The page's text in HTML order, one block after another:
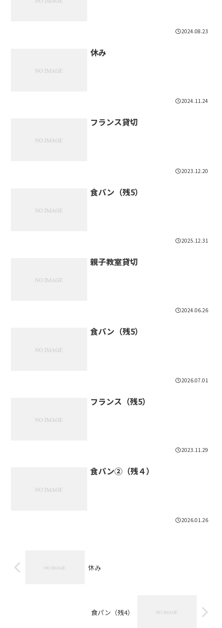
2024.08.23
休み
2024.11.24
フランス貸切
2023.12.20
食パン（残5）
2025.12.31
親子教室貸切
2024.06.26
食パン（残5）
2026.07.01
フランス（残5）
2023.11.29
食パン②（残４）
2026.01.26
休み
食パン（残4）